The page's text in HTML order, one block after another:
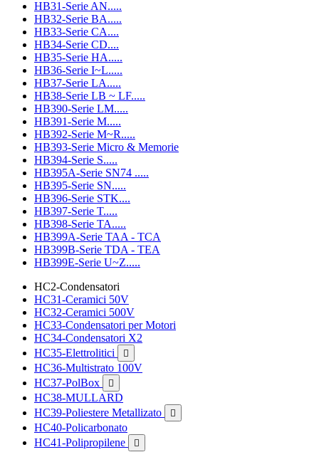
HB31-Serie AN.....
HB32-Serie BA.....
HB33-Serie CA....
HB34-Serie CD....
HB35-Serie HA.....
HB36-Serie I~L.....
HB37-Serie LA.....
HB38-Serie LB ~ LF.....
HB390-Serie LM.....
HB391-Serie M.....
HB392-Serie M~R.....
HB393-Serie Micro & Memorie
HB394-Serie S.....
HB395A-Serie SN74 .....
HB395-Serie SN.....
HB396-Serie STK....
HB397-Serie T.....
HB398-Serie TA.....
HB399A-Serie TAA - TCA
HB399B-Serie TDA - TEA
HB399E-Serie U~Z.....
HC2-Condensatori
HC31-Ceramici 50V
HC32-Ceramici 500V
HC33-Condensatori per Motori
HC34-Condensatori X2
HC35-Elettrolitici

HC36-Multistrato 100V
HC37-PolBox

HC38-MULLARD
HC39-Poliestere Metallizato

HC40-Policarbonato
HC41-Polipropilene
